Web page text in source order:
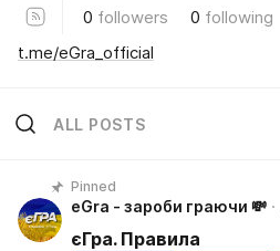
0 followers 0 following
t.me/eGra_official
ALL POSTS
Pinned
eGra - зароби граючи 💸
єГра. Правила